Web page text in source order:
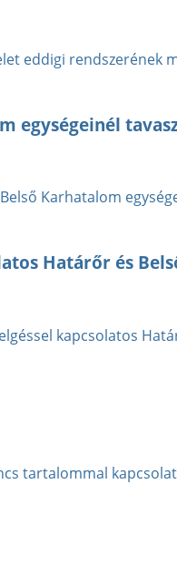
eddigi rendszerének
egységeinél
Karhatalom
Határőr és
kapcsolatos
tartalommal